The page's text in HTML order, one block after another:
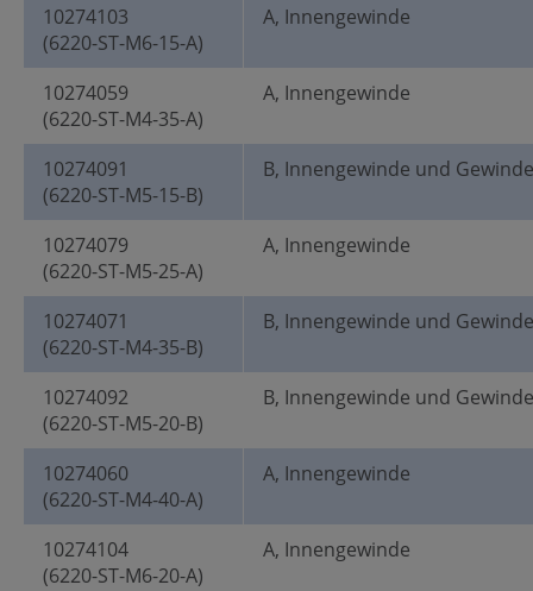
10274103
(6220-ST-M6-15-A)
A, Innengewinde
10274059
(6220-ST-M4-35-A)
A, Innengewinde
10274091
(6220-ST-M5-15-B)
B, Innengewinde und
10274079
(6220-ST-M5-25-A)
A, Innengewinde
10274071
(6220-ST-M4-35-B)
B, Innengewinde und
10274092
(6220-ST-M5-20-B)
B, Innengewinde und
10274060
(6220-ST-M4-40-A)
A, Innengewinde
10274104
(6220-ST-M6-20-A)
A, Innengewinde